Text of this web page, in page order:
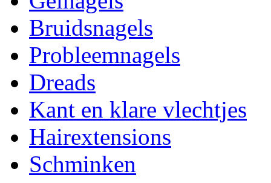
Bruidsnagels
Probleemnagels
Dreads
Kant en klare vlechtjes
Hairextensions
Schminken